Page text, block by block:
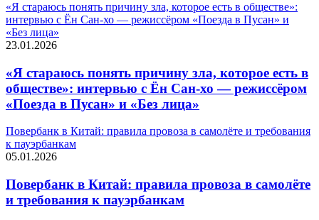
«Я стараюсь понять причину зла, которое есть в обществе»:
интервью с Ён Сан-хо — режиссёром «Поезда в Пусан» и
«Без лица»
23.01.2026
«Я стараюсь понять причину зла, которое есть в
обществе»: интервью с Ён Сан-хо — режиссёром
«Поезда в Пусан» и «Без лица»
Повербанк в Китай: правила провоза в самолёте и требования
к пауэрбанкам
05.01.2026
Повербанк в Китай: правила провоза в самолёте
и требования к пауэрбанкам